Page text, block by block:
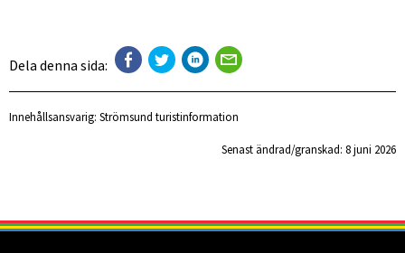
Dela denna sida:
Innehållsansvarig: Strömsund turistinformation
Senast ändrad/granskad: 8 juni 2026